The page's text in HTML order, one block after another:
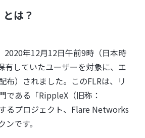
は？
2020年12月12日午前9時（日本時
有していたユーザーを対象に、エ
布）されました。このFLRは、リ
である「RippleX（旧称：
るプロジェクト、Flare Networks
です。